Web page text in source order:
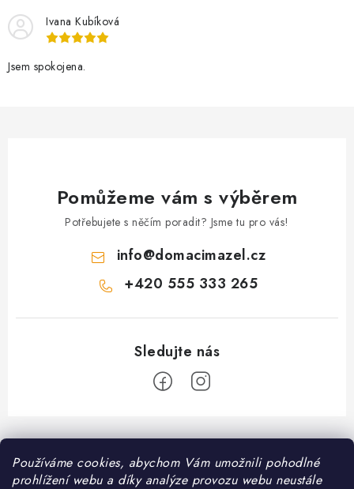
Používáme cookies, abychom Vám umožnili pohodlné
prohlížení webu a díky analýze provozu webu neustále
Ivana Kubíková
Jsem spokojena.
Pomůžeme vám s výběrem
Potřebujete s něčím poradit? Jsme tu pro vás!
info@domacimazel.cz
+420 555 333 265
Z
á
Informace pro vás